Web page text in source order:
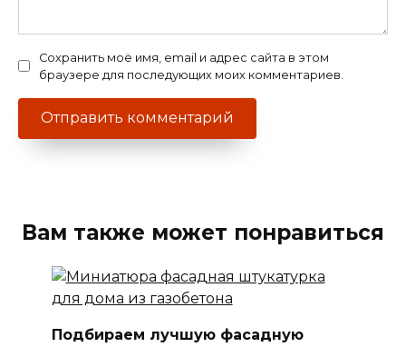
Сохранить моё имя, email и адрес сайта в этом
браузере для последующих моих комментариев.
Вам также может понравиться
Подбираем лучшую фасадную